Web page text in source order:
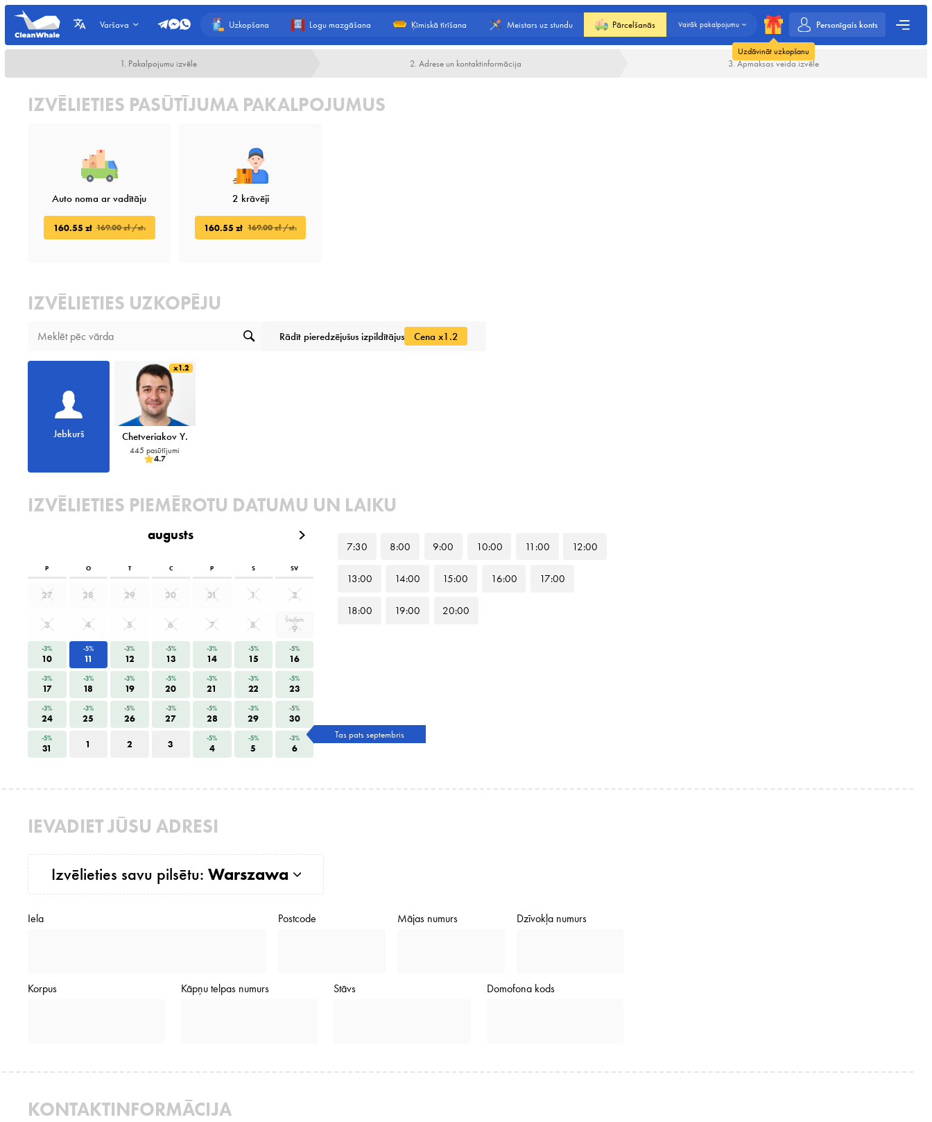
Varšava Uzkopšana Logu mazgāšana Ķīmiskā tīrīšana Meistars uz stundu Pārcelšanās Vairāk pakalpojumu
Uzdāvināt uzkopšanu
Personīgais konts
1. Pakalpojumu izvēle 2. Adrese un kontaktinformācija 3. Apmaksas veida izvēle
IZVĒLIETIES PASŪTĪJUMA PAKALPOJUMUS
Auto noma ar vadītāju
160.55 zł 169.00 zł /st.
2 krāvēji
160.55 zł 169.00 zł /st.
IZVĒLIETIES UZKOPĒJU
Rādīt pieredzējušus izpildītājus Cena x1.2
Jebkurš
x1.2
Chetveriakov Y.
445 pasūtījumi
4.7
IZVĒLIETIES PIEMĒROTU DATUMU UN LAIKU
augusts
P O T C P S SV
27 28 29 30 31 1 2
3 4 5 6 7 8 Šodien
9
-3%
10
-5%
11
-3%
12
-5%
13
-3%
14
-5%
15
-5%
16
-3%
17
-3%
18
-3%
19
-5%
20
-3%
21
-3%
22
-5%
23
-3%
24
-3%
25
-5%
26
-3%
27
-5%
28
-3%
29
-5%
30
-5%
31 1 2 3 -5%
4
-5%
5
-3%
6
Tas pats septembris
7:30 8:00 9:00 10:00 11 :00 12:00
13:00 14:00 15:00 16:00 17:00
18:00 19:00 20:00
IEVADIET JŪSU ADRESI
Izvēlieties savu pilsētu: Warszawa
Iela Postcode Mājas numurs Dzīvokļa numurs
Korpus Kāpņu telpas numurs Stāvs Domofona kods
KONTAKTINFORMĀCIJA